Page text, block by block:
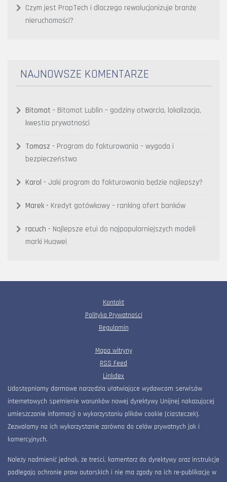
Czym jest PropTech i dlaczego rewolucjonizuje branżę
nieruchomości?
NAJNOWSZE KOMENTARZE
Bitomat - Bitomat Lublin – godziny otwarcia, lokalizacja,
kwestia prywatności
Tomasz - Program do fakturowania – wygoda i
bezpieczeństwo
Karol - Jaki program do fakturowania będzie najlepszy?
Marek - Kredyt gotówkowy – ranking ofert banków
racuch - Najlepsze etui do najpopularniejszych modeli
marki Huawei
Kontakt
Polityka Prywatności
Regulamin
Mapa witryny
RSS Feed
Linkdex
Udostępniamy darmowe narzędzia ułatwiające wydawcom serwisów
internetowych spełnienie warunków nowej dyrektywy Unijnej nakazującej
umieszczanie informacji o wykorzystaniu plików cookie (ciasteczek).
Zezwalamy na ich wykorzystanie zarówno do celów prywatnych jak i
komercyjnych.
Należy nadmienić jednak, że treści, komentarz do dyrektywy oraz instrukcje
podlegają ochronie praw autorskich i nie ma zgody na ich re-publikację w